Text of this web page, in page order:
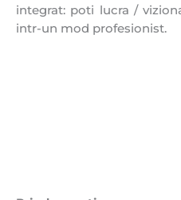
integrat: poti lucra /
intr-un mod profesionist.